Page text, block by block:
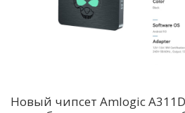
Новый чипсет Amlogic